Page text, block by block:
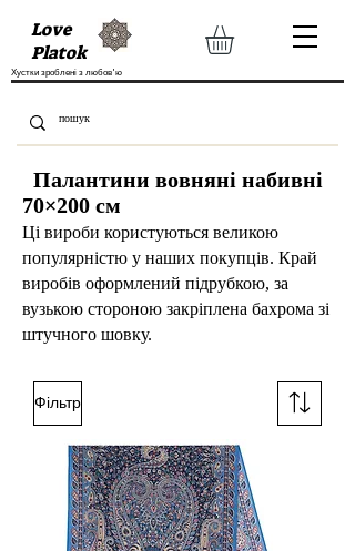
Love
Platok
Хустки зроблені з любов'ю
Палантини вовняні набивні
70×200 см
Ці вироби користуються великою
популярністю у наших покупців. Край
виробів оформлений підрубкою, за
вузькою стороною закріплена бахрома зі
штучного шовку.
Фільтр